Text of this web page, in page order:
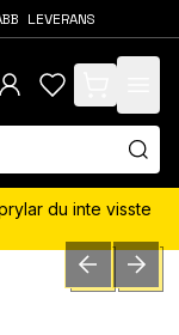
LEVERANS
items in cart,
du inte visste
PREVIOUSNEXT